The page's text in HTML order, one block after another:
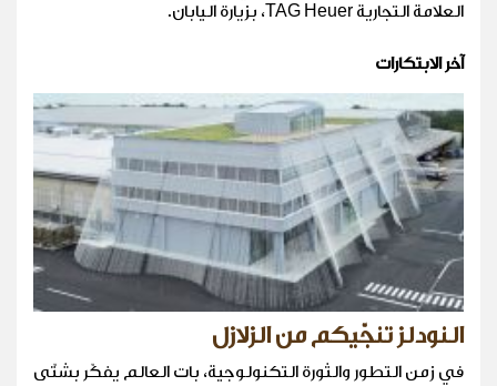
العلامة التجارية TAG Heuer، بزيارة اليابان.
آخر الابتكارات
النودلز تنجّيكم من الزلازل
في زمن التطور والثورة التكنولوجية، بات العالم يفكّر بشتّى